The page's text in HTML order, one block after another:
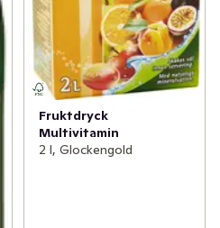
Fruktdryck
Multivitamin
2 l, Glockengold